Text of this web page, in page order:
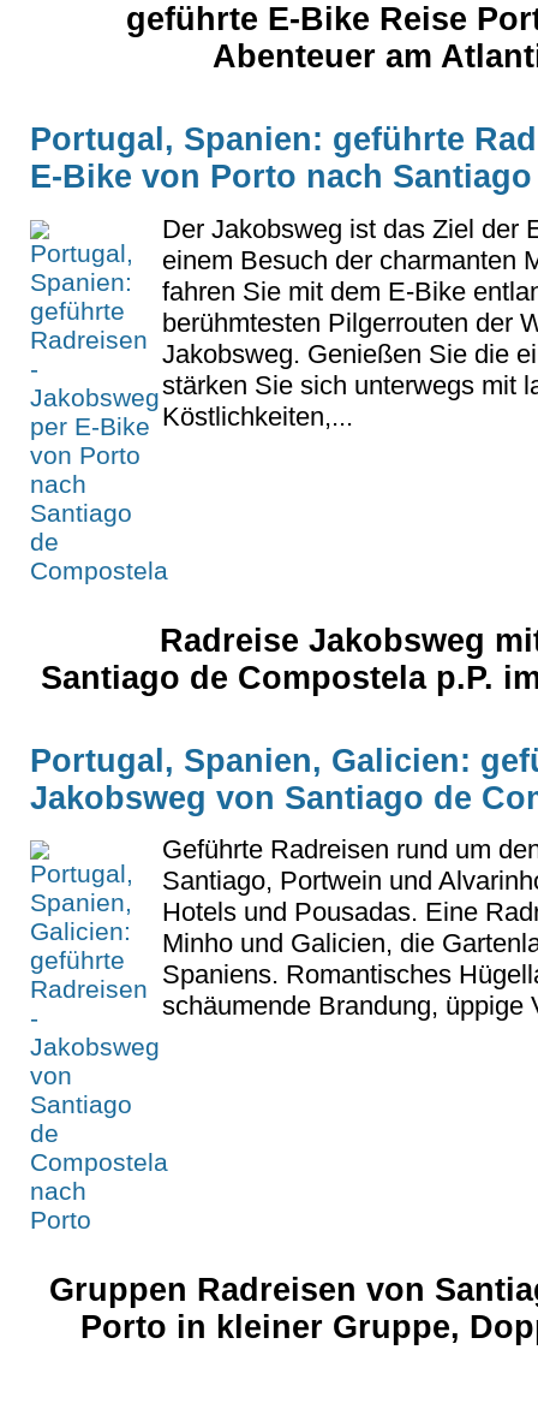
geführte E-Bike Reise
Abenteuer am
Portugal, Spanien: geführte
E-Bike von Porto nach
Der Jakobsweg ist das Ziel der
einem Besuch der charmanten
fahren Sie mit dem E-Bike
berühmtesten Pilgerrouten der
Jakobsweg. Genießen Sie die
stärken Sie sich unterwegs mit
Köstlichkeiten,...
Radreise Jakobsweg
Santiago de Compostela p.P.
Portugal, Spanien, Galicien:
Jakobsweg von Santiago de
Geführte Radreisen rund um
Santiago, Portwein und
Hotels und Pousadas. Eine
Minho und Galicien, die
Spaniens. Romantisches
schäumende Brandung, üppige
Gruppen Radreisen von
Porto in kleiner Gruppe,